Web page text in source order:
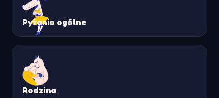
Pytania ogólne
Rodzina